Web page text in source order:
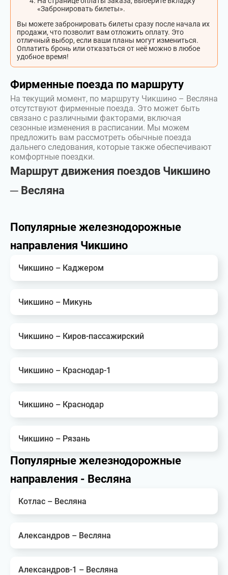
«Забронировать билеты».
Вы можете забронировать билеты сразу после начала их
продажи, что позволит вам отложить оплату. Это
отличный выбор, если ваши планы могут измениться.
Оплатить бронь или отказаться от неё можно в любое
удобное время!
Фирменные поезда по маршруту
На текущий момент, по маршруту Чикшино – Весляна
отсутствуют фирменные поезда. Это может быть
связано с различными факторами, включая
сезонные изменения в расписании. Мы можем
предложить вам рассмотреть обычные поезда
дальнего следования, которые также обеспечивают
комфортные поездки.
Маршрут движения поездов Чикшино
─ Весляна
Популярные железнодорожные
направления Чикшино
Чикшино – Каджером
Чикшино – Микунь
Чикшино – Киров-пассажирский
Чикшино – Краснодар-1
Чикшино – Краснодар
Чикшино – Рязань
Популярные железнодорожные
направления - Весляна
Котлас – Весляна
Александров – Весляна
Александров-1 – Весляна